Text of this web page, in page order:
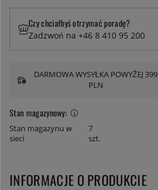
Stan magazynowy:
Stan magazynu w
sieci
7
szt.
Czy chciałbyś otrzymać poradę?
Zadzwoń na +46 8 410 95 200
DARMOWA WYSYŁKA POWYŻEJ 399
PLN
INFORMACJE O PRODUKCIE